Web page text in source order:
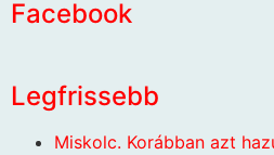
Facebook
Legfrissebb
Miskolc. Korábban azt